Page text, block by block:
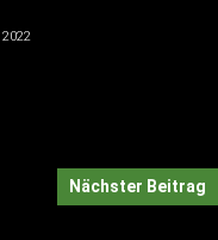
Nächster Beitrag